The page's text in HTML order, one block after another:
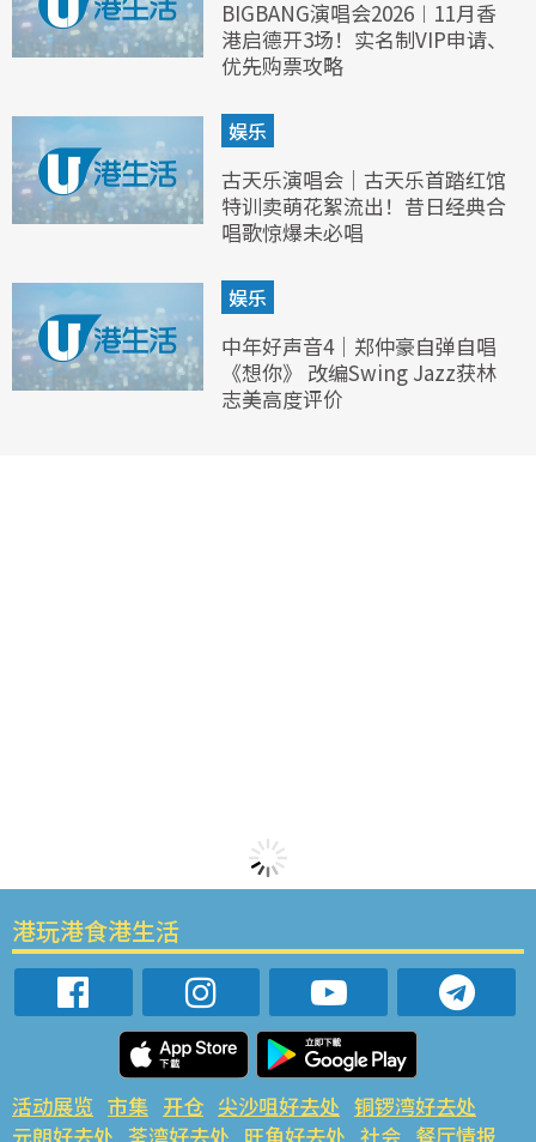
BIGBANG演唱会2026︱11月香
港启德开3场！实名制VIP申请、
优先购票攻略
娱乐
古天乐演唱会｜古天乐首踏红馆
特训卖萌花絮流出！昔日经典合
唱歌惊爆未必唱
娱乐
中年好声音4｜郑仲豪自弹自唱
《想你》 改编Swing Jazz获林
志美高度评价
港玩港食港生活
活动展览 市集 开仓 尖沙咀好去处 铜锣湾好去处
元朗好去处 荃湾好去处 旺角好去处 社会 餐厅情报